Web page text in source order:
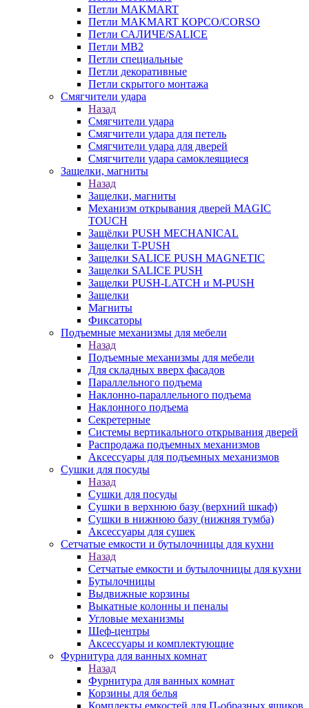
Петли MAKMART
Петли MAKMART КОРСО/CORSO
Петли САЛИЧЕ/SALICE
Петли MB2
Петли специальные
Петли декоративные
Петли скрытого монтажа
Смягчители удара
Назад
Смягчители удара
Смягчители удара для петель
Смягчители удара для дверей
Cмягчители удара самоклеящиеся
Защелки, магниты
Назад
Защелки, магниты
Механизм открывания дверей MAGIC
TOUCH
Защёлки PUSH MECHANICAL
Защелки T-PUSH
Защелки SALICE PUSH MAGNETIC
Защелки SALICE PUSH
Защелки PUSH-LATCH и M-PUSH
Защелки
Магниты
Фиксаторы
Подъемные механизмы для мебели
Назад
Подъемные механизмы для мебели
Для складных вверх фасадов
Параллельного подъема
Наклонно-параллельного подъема
Наклонного подъема
Секретерные
Системы вертикального открывания дверей
Распродажа подъемных механизмов
Аксессуары для подъемных механизмов
Сушки для посуды
Назад
Сушки для посуды
Сушки в верхнюю базу (верхний шкаф)
Сушки в нижнюю базу (нижняя тумба)
Аксессуары для сушек
Сетчатые емкости и бутылочницы для кухни
Назад
Сетчатые емкости и бутылочницы для кухни
Бутылочницы
Выдвижные корзины
Выкатные колонны и пеналы
Угловые механизмы
Шеф-центры
Аксессуары и комплектующие
Фурнитура для ванных комнат
Назад
Фурнитура для ванных комнат
Корзины для белья
Комплекты емкостей для П-образных ящиков